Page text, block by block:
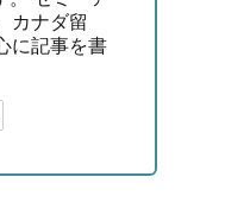
カナダ留
に記事を書